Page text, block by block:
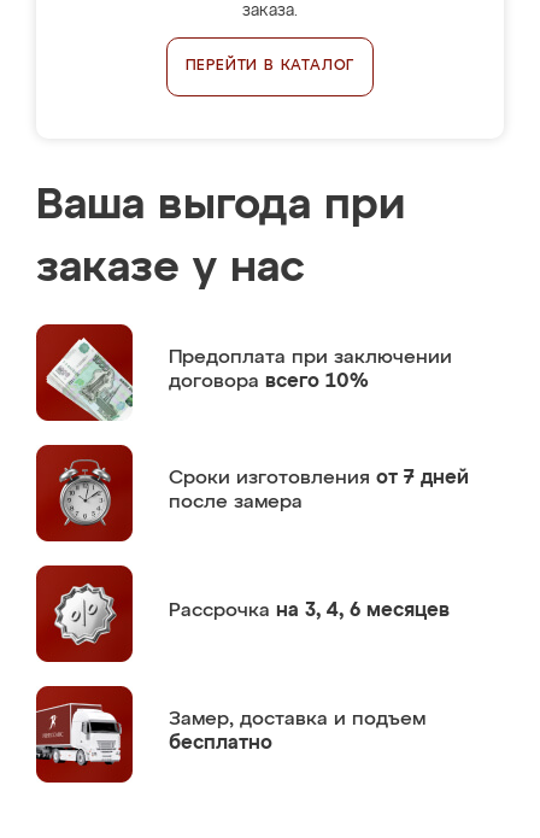
заказа.
ПЕРЕЙТИ В КАТАЛОГ
Ваша выгода при
заказе у нас
Предоплата при заключении
договора всего 10%
Сроки изготовления от 7 дней
после замера
Рассрочка на 3, 4, 6 месяцев
Замер, доставка и подъем
бесплатно